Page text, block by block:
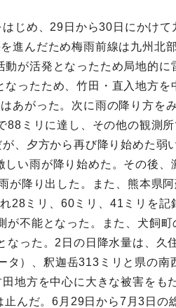
じめ、29日から30日にかけ
進んだため梅雨前線は九州北
が活発となったため局地的に
ったため、竹田・直入地方
あがった。次に雨の降り方を
ミリに達し、その他の観測
、夕方から再び降り始めた弱
い雨が降り始めた。その後、
降り出した。また、熊本県
28ミリ、60ミリ、41ミリを
不能となった。また、犬飼
った。2日の日降水量は、久
）、釈迦岳313ミリと県の
地方を中心に大きな被害をも
んだ。6月29日から7月3日の